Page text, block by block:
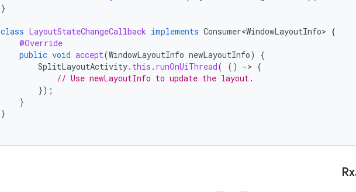
}
class LayoutStateChangeCallback implements Consumer<WindowLayoutInfo> {
@Override
public void accept(WindowLayoutInfo newLayoutInfo)
{
SplitLayoutActivity. this . runOnUiThread( () -> {
// Use newLayoutInfo to update the layout.
});
}
}